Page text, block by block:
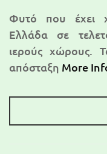
Φυτό που έχει
Ελλάδα σε
ιερούς χώρους.
απόσταξη More